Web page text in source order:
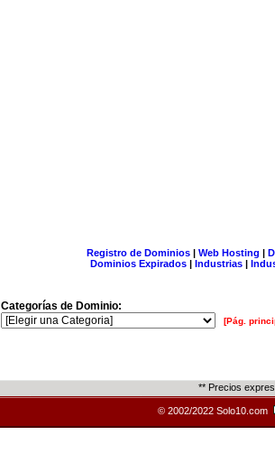
Registro de Dominios| Web Hosting |
Dominios Expirados | Industrias |
Categorías de Dominio:
[Pág.
** Precios
© 2002/2022 Solo10.com